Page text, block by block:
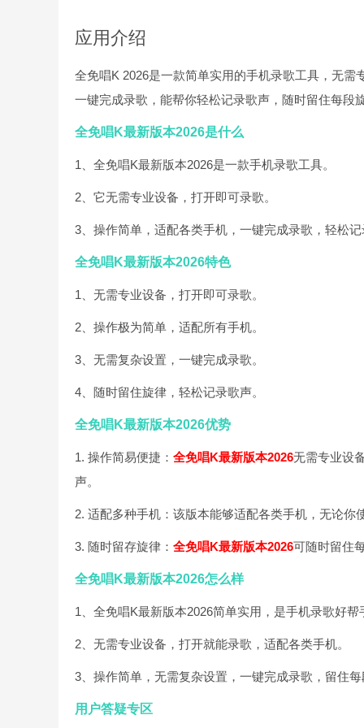
应用介绍
全免唱K 2026是一款简单实用的手机录歌工具，无
一键完成录歌，能帮你轻松记录歌声，随时留住每段
全免唱K最新版本2026是什么
1、全免唱K最新版本2026是一款手机录歌工具。
2、它无需专业设备，打开即可录歌。
3、操作简单，适配各类手机，一键完成录歌，轻松
全免唱K最新版本2026特色
1、无需专业设备，打开即可录歌。
2、操作极为简单，适配所有手机。
3、无需复杂设置，一键完成录歌。
4、随时留住旋律，轻松记录歌声。
全免唱K最新版本2026优势
1. 操作简易便捷： 全免唱K最新版本2026无需专业设
声。
2. 适配多种手机：该版本能够适配各类手机，无论
3. 随时留存旋律： 全免唱K最新版本2026可随时留住
全免唱K最新版本2026怎么样
1、全免唱K最新版本2026简单实用，是手机录歌好帮
2、无需专业设备，打开就能录歌，适配各类手机。
3、操作简单，无需复杂设置，一键完成录歌，留住
用户答疑专区